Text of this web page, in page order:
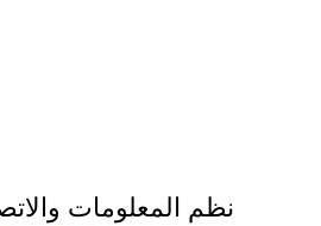
نظم المعلومات